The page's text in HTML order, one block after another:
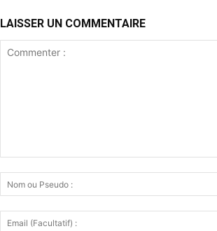
LAISSER UN COMMENTAIRE